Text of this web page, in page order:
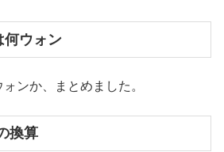
何ウォン
ンか、まとめました。
換算